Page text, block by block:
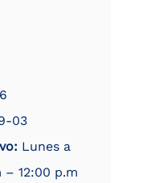
03
Lunes a
– 12:00 p.m